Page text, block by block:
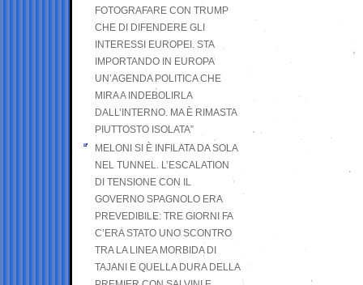
FOTOGRAFARE CON TRUMP
CHE DI DIFENDERE GLI
INTERESSI EUROPEI. STA
IMPORTANDO IN EUROPA
UN’AGENDA POLITICA CHE
MIRA A INDEBOLIRLA
DALL’INTERNO. MA È RIMASTA
PIUTTOSTO ISOLATA”
MELONI SI È INFILATA DA SOLA
NEL TUNNEL. L’ESCALATION
DI TENSIONE CON IL
GOVERNO SPAGNOLO ERA
PREVEDIBILE: TRE GIORNI FA
C’ERA STATO UNO SCONTRO
TRA LA LINEA MORBIDA DI
TAJANI E QUELLA DURA DELLA